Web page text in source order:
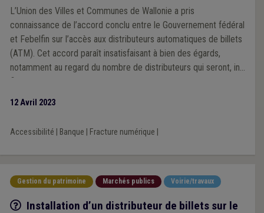
L’Union des Villes et Communes de Wallonie a pris
connaissance de l’accord conclu entre le Gouvernement fédéral
et Febelfin sur l’accès aux distributeurs automatiques de billets
(ATM). Cet accord paraît insatisfaisant à bien des égards,
notamment au regard du nombre de distributeurs qui seront, in
fine, disponibles sur le territoire.
12 Avril 2023
Accessibilité Banque Fracture numérique
Gestion du patrimoine Marchés publics Voirie/travaux
Q/R
Installation d’un distributeur de billets sur le